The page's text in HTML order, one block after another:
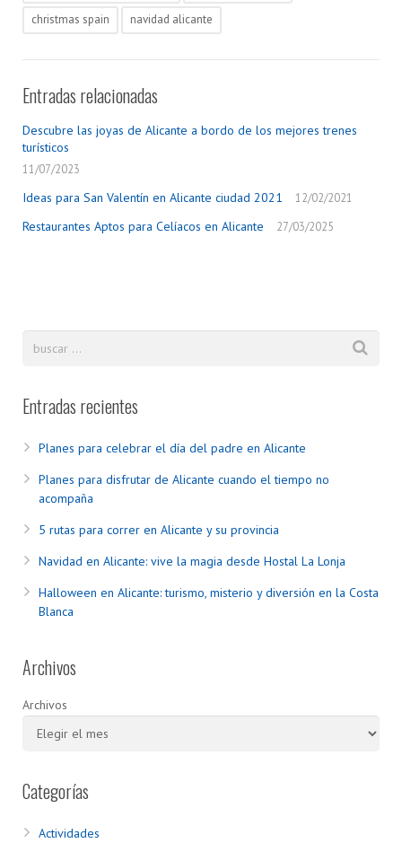
christmas spain
navidad alicante
Entradas relacionadas
Descubre las joyas de Alicante a bordo de los mejores trenes
turísticos
11/07/2023
Ideas para San Valentín en Alicante ciudad 2021 12/02/2021
Restaurantes Aptos para Celíacos en Alicante 27/03/2025
Entradas recientes
Planes para celebrar el día del padre en Alicante
Planes para disfrutar de Alicante cuando el tiempo no
acompaña
5 rutas para correr en Alicante y su provincia
Navidad en Alicante: vive la magia desde Hostal La Lonja
Halloween en Alicante: turismo, misterio y diversión en la Costa
Blanca
Archivos
Archivos
Categorías
Actividades